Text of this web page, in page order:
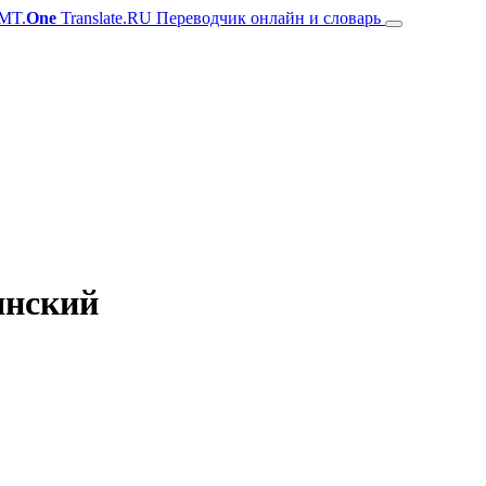
One Translate.RU Переводчик онлайн и словарь